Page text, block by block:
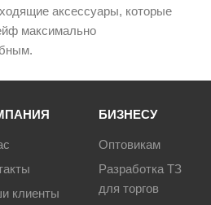
аксессуары, которые
максимально
клиенты
БИЗНЕСУ
Оптовикам
Разработка ТЗ
для торгов